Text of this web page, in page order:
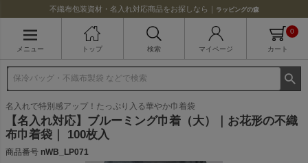
不織布包装資材・名入れ対応商品をお探しなら｜ ラッピングの森
メニュー トップ 検索 マイページ カート
0
名入れで特別感アップ！たっぷり入る華やか巾着袋
【名入れ対応】ブルーミング巾着（大）｜お花形の不織
布巾着袋｜ 100枚入
商品番号 nWB_LP071